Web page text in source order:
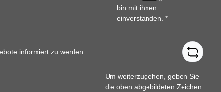
informiert zu werden.
bin mit ihnen
einverstanden.*
Um weiterzugehen, geben Sie
die oben abgebildeten Zeichen